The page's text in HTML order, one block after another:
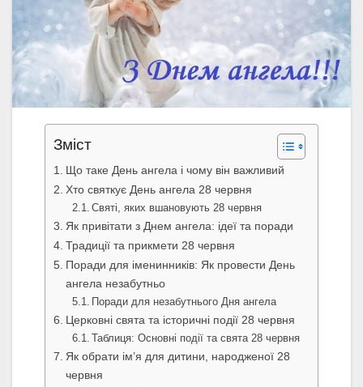
Зміст
Що таке День ангела і чому він важливий
Хто святкує День ангела 28 червня
Святі, яких вшановують 28 червня
Як привітати з Днем ангела: ідеї та поради
Традиції та прикмети 28 червня
Поради для іменинників: Як провести День
ангела незабутньо
Поради для незабутнього Дня ангела
Церковні свята та історичні події 28 червня
Таблиця: Основні події та свята 28 червня
Як обрати ім’я для дитини, народженої 28
червня